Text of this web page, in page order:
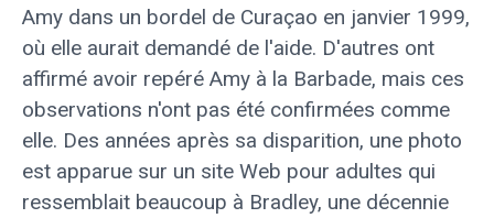
Amy dans un bordel de Curaçao en janvier 1999,
où elle aurait demandé de l'aide. D'autres ont
affirmé avoir repéré Amy à la Barbade, mais ces
observations n'ont pas été confirmées comme
elle. Des années après sa disparition, une photo
est apparue sur un site Web pour adultes qui
ressemblait beaucoup à Bradley, une décennie